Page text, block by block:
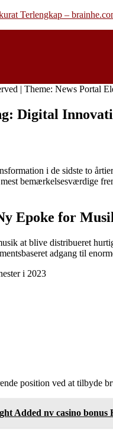
Terlengkap –
| Theme: News Portal
Digital
i de sidste to
bemærkelsesværdige
Epoke for
at blive distribueret
adgang til
i 2023
position ved at tilbyde
Added nv casino bonus